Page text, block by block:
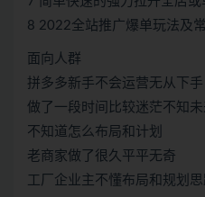
8 2022全站推广爆单玩法及
面向人群
拼多多新手不会运营无从下手
做了一段时间比较迷茫不知未
不知道怎么布局和计划
老商家做了很久平平无奇
工厂企业主不懂布局和规划思